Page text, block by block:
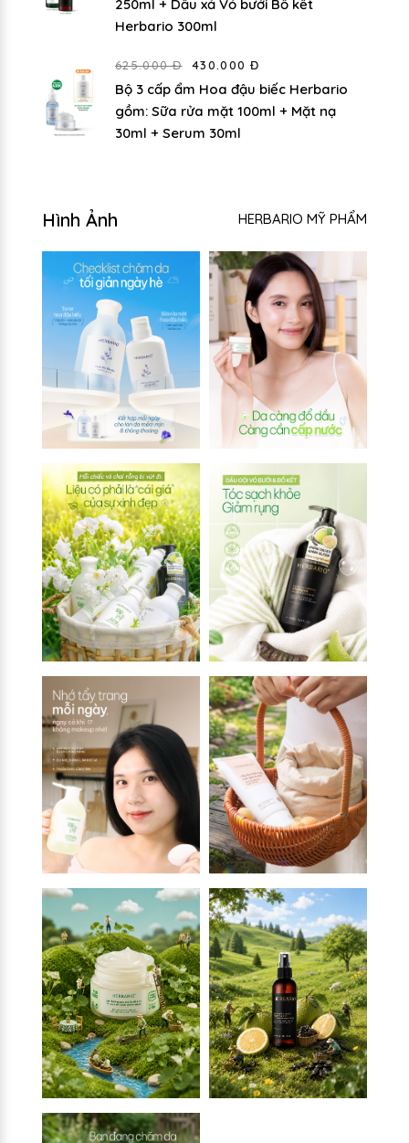
250ml + Dầu xả Vỏ bưởi Bồ kết
Herbario 300ml
625.000 Đ 430.000 Đ
Bộ 3 cấp ẩm Hoa đậu biếc Herbario
gồm: Sữa rửa mặt 100ml + Mặt nạ
30ml + Serum 30ml
Hình Ảnh HERBARIO MỸ PHẨM